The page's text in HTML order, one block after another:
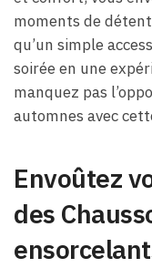
moments de
qu’un simple
soirée en une
manquez pas
automnes avec
Envoûtez
des